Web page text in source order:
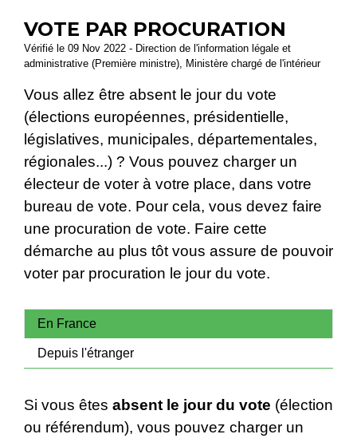
VOTE PAR PROCURATION
Vérifié le 09 Nov 2022 - Direction de l'information légale et
administrative (Première ministre), Ministère chargé de l'intérieur
Vous allez être absent le jour du vote
(élections européennes, présidentielle,
législatives, municipales, départementales,
régionales...) ? Vous pouvez charger un
électeur de voter à votre place, dans votre
bureau de vote. Pour cela, vous devez faire
une procuration de vote. Faire cette
démarche au plus tôt vous assure de pouvoir
voter par procuration le jour du vote.
En France
Depuis l'étranger
Si vous êtes absent le jour du vote (élection
ou référendum), vous pouvez charger un